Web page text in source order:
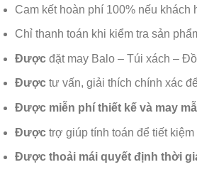
Cam kết hoàn phí 100% nếu
Chỉ thanh toán khi kiểm tra sản
Được đặt may Balo – Túi xách –
Đượctư vấn, giải thích chính xác
Được miễn phí thiết kế và may
Đượctrợ giúp tính toán để tiết
Đượcthoải mái quyết định thời